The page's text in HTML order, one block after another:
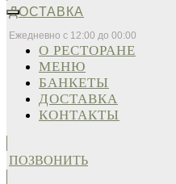
ДОСТАВКА
Ежедневно с 12:00 до 00:00
О РЕСТОРАНЕ
МЕНЮ
БАНКЕТЫ
ДОСТАВКА
КОНТАКТЫ
ПОЗВОНИТЬ